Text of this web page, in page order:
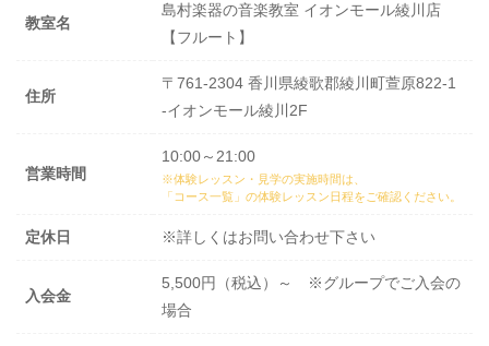
教室名
島村楽器の音楽教室 イオンモール綾川店
【フルート】
住所
〒761-2304 香川県綾歌郡綾川町萱原822-1
-イオンモール綾川2F
営業時間
10:00～21:00
※体験レッスン・見学の実施時間は、
「コース一覧」の体験レッスン日程をご確認ください。
定休日 ※詳しくはお問い合わせ下さい
入会金
5,500円（税込）～ ※グループでご入会の
場合